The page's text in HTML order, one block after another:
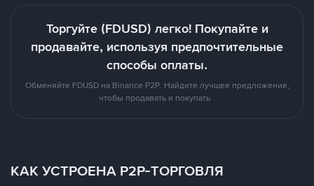
Торгуйте (FDUSD) легко! Покупайте и
продавайте, используя предпочтительные
способы оплаты.
Обменяйте FDUSD на Binance P2P. Найдите лучшее предложение,
чтобы продавать и покупать .
КАК УСТРОЕНА P2P-ТОРГОВЛЯ